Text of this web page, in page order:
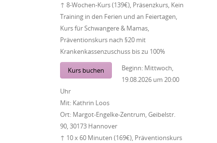
↑ 8-Wochen-Kurs (139€), Präsenzkurs, Kein
Training in den Ferien und an Feiertagen,
Kurs für Schwangere & Mamas,
Präventionskurs nach §20 mit
Krankenkassenzuschuss bis zu 100%
Kurs buchen Beginn: Mittwoch,
19.08.2026 um 20:00
Uhr
Mit: Kathrin Loos
Ort: Margot-Engelke-Zentrum, Geibelstr.
90, 30173 Hannover
↑ 10 x 60 Minuten (169€), Präventionskurs